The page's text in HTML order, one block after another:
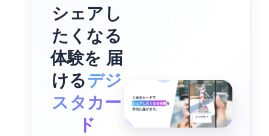
シェアし
たくなる
体験を 届
けるデジ
スタカー
ド